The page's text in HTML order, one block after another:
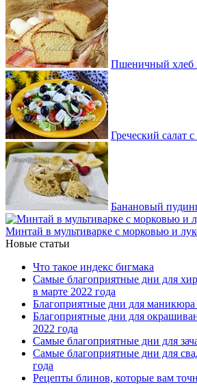
Пшеничный хлеб
Греческий салат
Банановый
Минтай в мультиварке с морковью и
Новые статьи
Что такое индекс бигмака
Самые благоприятные дни для
в марте 2022 года
Благоприятные дни для маникюра
Благоприятные дни для
2022 года
Самые благоприятные дни для
Самые благоприятные дни для
года
Рецепты блинов, которые вам